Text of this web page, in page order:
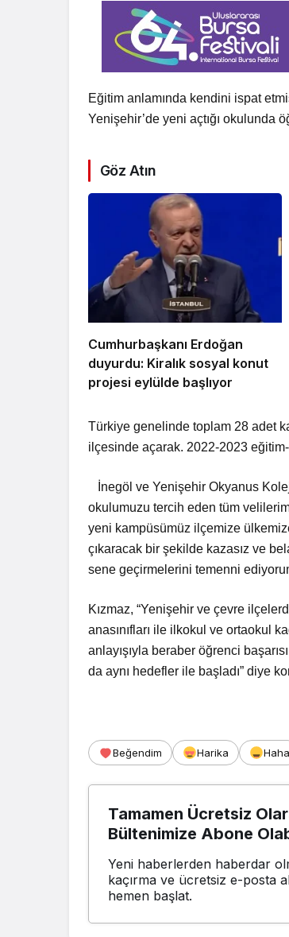
Eğitim anlamında kendini ispat
Yenişehir’de yeni açtığı okulunda
Göz Atın
Cumhurbaşkanı Erdoğan
duyurdu: Kiralık sosyal konut
projesi eylülde başlıyor
Türkiye genelinde toplam 28 adet
ilçesinde açarak. 2022-2023 eğitim-
İnegöl ve Yenişehir Okyanus
okulumuzu tercih eden tüm
yeni kampüsümüz ilçemize
çıkaracak bir şekilde kazasız ve
sene geçirmelerini temenni
Kızmaz, “Yenişehir ve çevre
anasınıfları ile ilkokul ve ortaokul
anlayışıyla beraber öğrenci
da aynı hedefler ile başladı” diye
Beğendim Harika Haha
Tamamen Ücretsiz
Bültenimize Abone
Yeni haberlerden haberdar
kaçırma ve ücretsiz e-posta
hemen başlat.